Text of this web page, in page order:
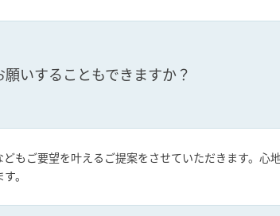
いすることもできますか？
もご要望を叶えるご提案をさせていただきます。心
。